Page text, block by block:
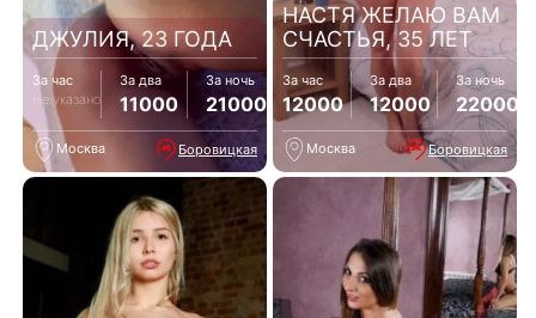
ДЖУЛИЯ, 23 ГОДА
За час
Не указано
За два
11000
За ночь
21000
Москва Боровицкая
НАСТЯ ЖЕЛАЮ ВАМ
СЧАСТЬЯ, 35 ЛЕТ
За час
12000
За два
12000
За ночь
22000
Москва Боровицкая